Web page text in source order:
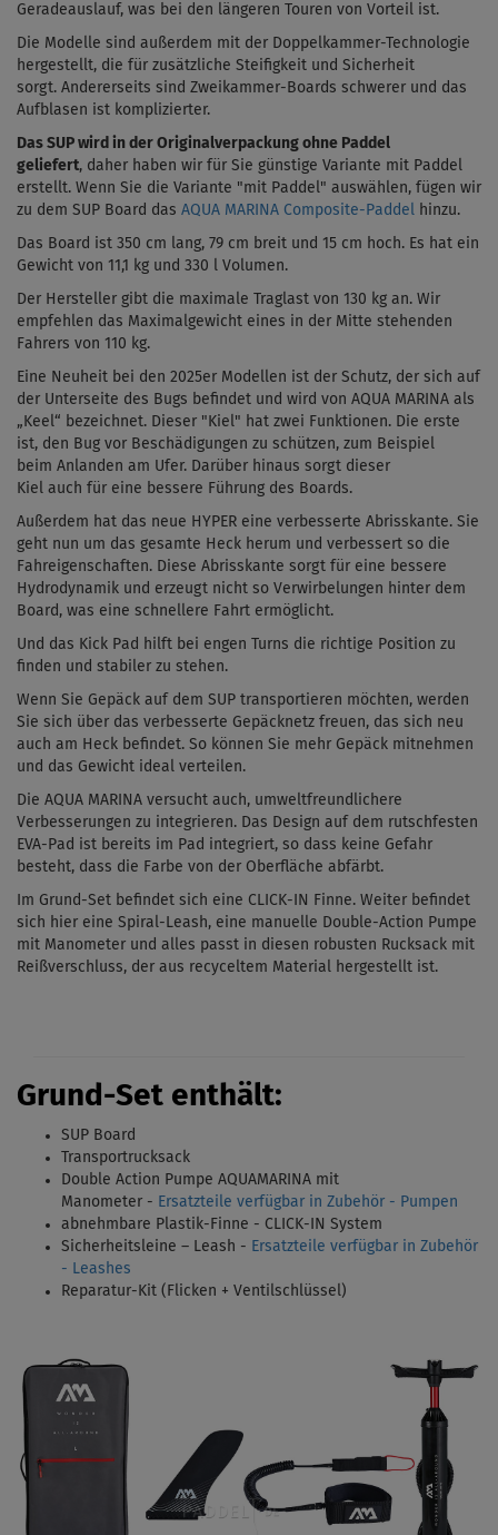
Geradeauslauf, was bei den längeren Touren von Vorteil ist.
Die Modelle sind außerdem mit der Doppelkammer-Technologie
hergestellt, die für zusätzliche Steifigkeit und Sicherheit
sorgt. Andererseits sind Zweikammer-Boards schwerer und das
Aufblasen ist komplizierter.
Das SUP wird in der Originalverpackung ohne Paddel
geliefert, daher haben wir für Sie günstige Variante mit Paddel
erstellt. Wenn Sie die Variante "mit Paddel" auswählen, fügen wir
zu dem SUP Board das AQUA MARINA Composite-Paddel hinzu.
Das Board ist 350 cm lang, 79 cm breit und 15 cm hoch. Es hat ein
Gewicht von 11,1 kg und 330 l Volumen.
Der Hersteller gibt die maximale Traglast von 130 kg an. Wir
empfehlen das Maximalgewicht eines in der Mitte stehenden
Fahrers von 110 kg.
Eine Neuheit bei den 2025er Modellen ist der Schutz, der sich auf
der Unterseite des Bugs befindet und wird von AQUA MARINA als
„Keel“ bezeichnet. Dieser "Kiel" hat zwei Funktionen. Die erste
ist, den Bug vor Beschädigungen zu schützen, zum Beispiel
beim Anlanden am Ufer. Darüber hinaus sorgt dieser
Kiel auch für eine bessere Führung des Boards.
Außerdem hat das neue HYPER eine verbesserte Abrisskante. Sie
geht nun um das gesamte Heck herum und verbessert so die
Fahreigenschaften. Diese Abrisskante sorgt für eine bessere
Hydrodynamik und erzeugt nicht so Verwirbelungen hinter dem
Board, was eine schnellere Fahrt ermöglicht.
Und das Kick Pad hilft bei engen Turns die richtige Position zu
finden und stabiler zu stehen.
Wenn Sie Gepäck auf dem SUP transportieren möchten, werden
Sie sich über das verbesserte Gepäcknetz freuen, das sich neu
auch am Heck befindet. So können Sie mehr Gepäck mitnehmen
und das Gewicht ideal verteilen.
Die AQUA MARINA versucht auch, umweltfreundlichere
Verbesserungen zu integrieren. Das Design auf dem rutschfesten
EVA-Pad ist bereits im Pad integriert, so dass keine Gefahr
besteht, dass die Farbe von der Oberfläche abfärbt.
Im Grund-Set befindet sich eine CLICK-IN Finne. Weiter befindet
sich hier eine Spiral-Leash, eine manuelle Double-Action Pumpe
mit Manometer und alles passt in diesen robusten Rucksack mit
Reißverschluss, der aus recyceltem Material hergestellt ist.
Grund-Set enthält:
SUP Board
Transportrucksack
Double Action Pumpe AQUAMARINA mit
Manometer - Ersatzteile verfügbar in Zubehör - Pumpen
abnehmbare Plastik-Finne - CLICK-IN System
Sicherheitsleine – Leash - Ersatzteile verfügbar in Zubehör
- Leashes
Reparatur-Kit (Flicken + Ventilschlüssel)